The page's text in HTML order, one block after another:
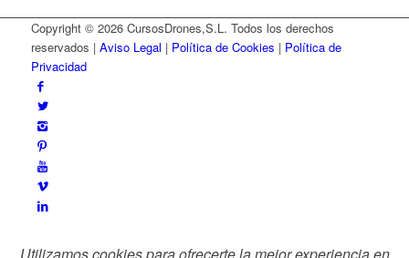
Copyright © 2026 CursosDrones,S.L. Todos los derechos
reservados | Aviso Legal | Política de Cookies | Política de
Privacidad